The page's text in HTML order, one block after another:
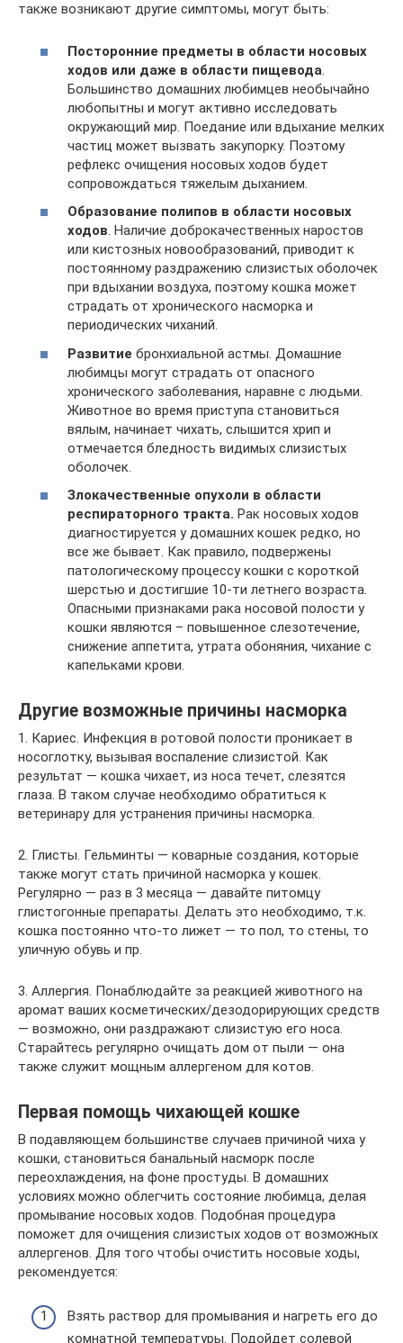
также возникают другие симптомы, могут быть:
Посторонние предметы в области носовых
ходов или даже в области пищевода
Большинство домашних любимцев необычайно
любопытны и могут активно исследовать
окружающий мир. Поедание или вдыхание мелких
частиц может вызвать закупорку. Поэтому
рефлекс очищения носовых ходов будет
сопровождаться тяжелым дыханием.
Образование полипов в области носовых
ходов. Наличие доброкачественных наростов
или кистозных новообразований, приводит к
постоянному раздражению слизистых оболочек
при вдыхании воздуха, поэтому кошка может
страдать от хронического насморка и
периодических чиханий.
Развитие бронхиальной астмы. Домашние
любимцы могут страдать от опасного
хронического заболевания, наравне с людьми.
Животное во время приступа становиться
вялым, начинает чихать, слышится хрип и
отмечается бледность видимых слизистых
оболочек.
Злокачественные опухоли в области
респираторного тракта. Рак носовых ходов
диагностируется у домашних кошек редко, но
все же бывает. Как правило, подвержены
патологическому процессу кошки с короткой
шерстью и достигшие 10-ти летнего возраста.
Опасными признаками рака носовой полости у
кошки являются – повышенное слезотечение,
снижение аппетита, утрата обоняния, чихание с
капельками крови.
Другие возможные причины насморка
1. Кариес. Инфекция в ротовой полости проникает в
носоглотку, вызывая воспаление слизистой. Как
результат — кошка чихает, из носа течет, слезятся
глаза. В таком случае необходимо обратиться к
ветеринару для устранения причины насморка.
2. Глисты. Гельминты — коварные создания, которые
также могут стать причиной насморка у кошек.
Регулярно — раз в 3 месяца — давайте питомцу
глистогонные препараты. Делать это необходимо, т.к.
кошка постоянно что-то лижет — то пол, то стены, то
уличную обувь и пр.
3. Аллергия. Понаблюдайте за реакцией животного на
аромат ваших косметических/дезодорирующих средств
— возможно, они раздражают слизистую его носа.
Старайтесь регулярно очищать дом от пыли — она
также служит мощным аллергеном для котов.
Первая помощь чихающей кошке
В подавляющем большинстве случаев причиной чиха у
кошки, становиться банальный насморк после
переохлаждения, на фоне простуды. В домашних
условиях можно облегчить состояние любимца, делая
промывание носовых ходов. Подобная процедура
поможет для очищения слизистых ходов от возможных
аллергенов. Для того чтобы очистить носовые ходы,
рекомендуется:
Взять раствор для промывания и нагреть его до
комнатной температуры. Подойдет солевой